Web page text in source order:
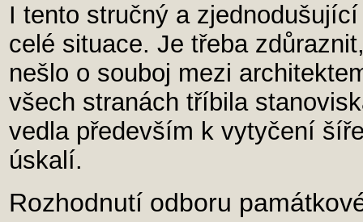
I tento stručný a
celé situace. Je třeba
nešlo o souboj mezi
všech stranách tříbila
vedla především k vytyčení
úskalí.
Rozhodnutí odboru